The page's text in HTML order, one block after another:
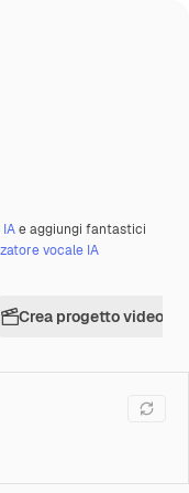
e aggiungi fantastici
vocale IA
Crea progetto video